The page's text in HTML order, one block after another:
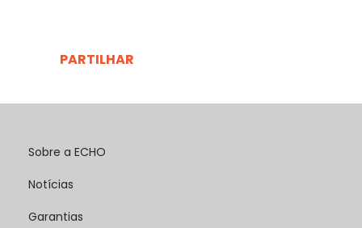
PARTILHAR
Sobre a ECHO
Notícias
Garantias